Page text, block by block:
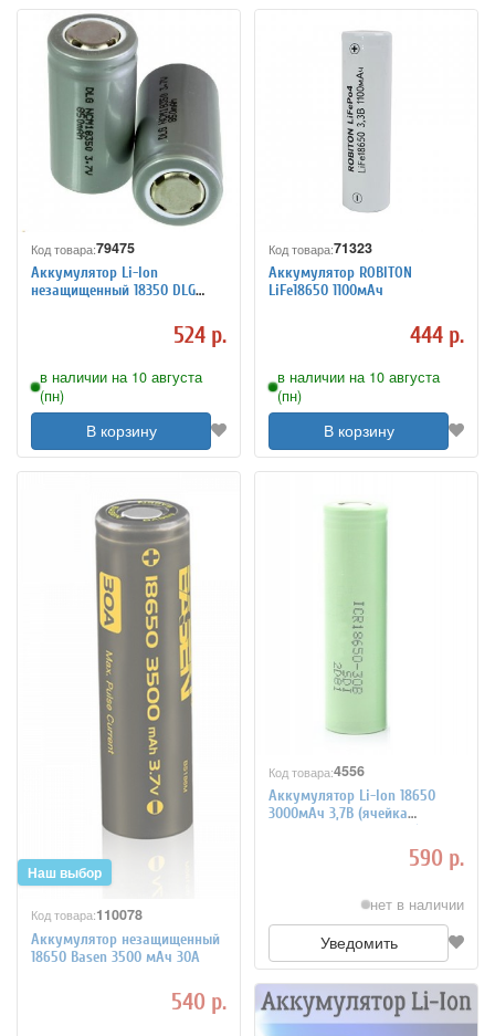
Код товара:79475
Аккумулятор Li-Ion
незащищенный 18350 DLG
524 р.
в наличии на 10 августа
(пн)
В корзину
Код товара:71323
Аккумулятор ROBITON
LiFe18650 1100мАч
444 р.
в наличии на 10 августа
(пн)
В корзину
Код товара:110078
Аккумулятор незащищенный
18650 Basen 3500 мАч 30А
540 р.
Код товара:4556
Аккумулятор Li-Ion 18650
3000мАч 3,7В (ячейка
SAMSUNG ICR18650-30B)
590 р.
нет в наличии
Уведомить